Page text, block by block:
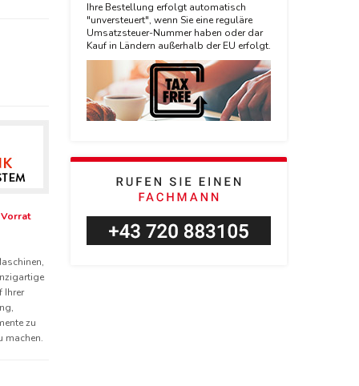
Ihre Bestellung erfolgt automatisch
"unversteuert", wenn Sie eine reguläre
Umsatzsteuer-Nummer haben oder dar
Kauf in Ländern außerhalb der EU erfolgt.
Vorrat
Ihrer
zu
machen.